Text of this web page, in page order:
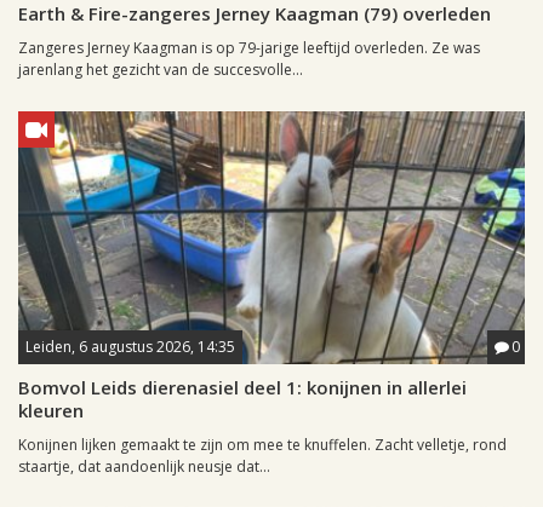
Earth & Fire-zangeres Jerney Kaagman (79) overleden
Zangeres Jerney Kaagman is op 79-jarige leeftijd overleden. Ze was
jarenlang het gezicht van de succesvolle...
Leiden, 6 augustus 2026, 14:35 0
Bomvol Leids dierenasiel deel 1: konijnen in allerlei
kleuren
Konijnen lijken gemaakt te zijn om mee te knuffelen. Zacht velletje, rond
staartje, dat aandoenlijk neusje dat...